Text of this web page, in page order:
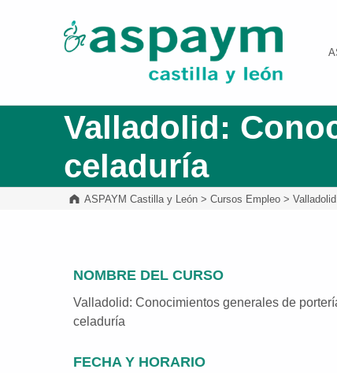
ASPAYM Castilla y León
Valladolid:
celaduría
ASPAYM Castilla y León >Cursos Empleo >
NOMBRE DEL CURSO
Valladolid: Conocimientos generales de
celaduría
FECHA Y HORARIO